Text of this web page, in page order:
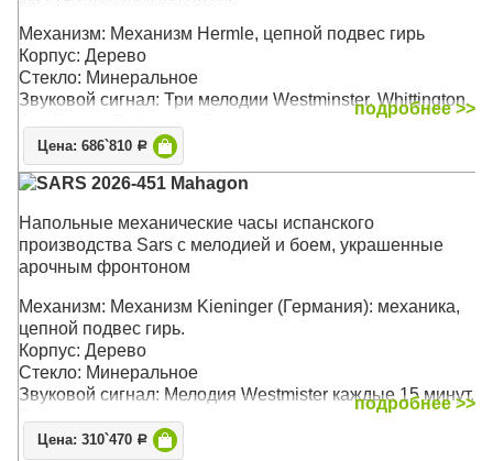
Механизм: Механизм Hermle, цепной подвес гирь
Корпус: Дерево
Стекло: Минеральное
Звуковой сигнал: Три мелодии Westminster, Whittington,
Размер: 22 5х 85 х 37 см
подробнее >>
Цена: 686`810 Р
SARS 2026-451 Mahagon
Напольные механические часы испанского
производства Sars с мелодией и боем, украшенные
арочным фронтоном
Механизм: Механизм Kieninger (Германия): механика,
цепной подвес гирь.
Корпус: Дерево
Стекло: Минеральное
Звуковой сигнал: Мелодия Westmister каждые 15 минут.
Размер: 198 х 45 х 26 см
подробнее >>
Цена: 310`470 Р